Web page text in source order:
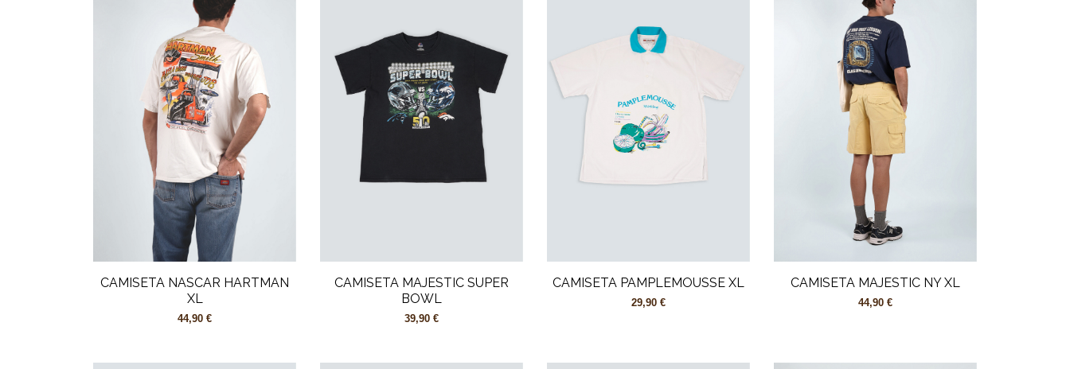
CAMISETA NASCAR HARTMAN
XL
44,90 €
CAMISETA MAJESTIC SUPER
BOWL
39,90 €
CAMISETA PAMPLEMOUSSE XL
29,90 €
CAMISETA MAJESTIC NY XL
44,90 €